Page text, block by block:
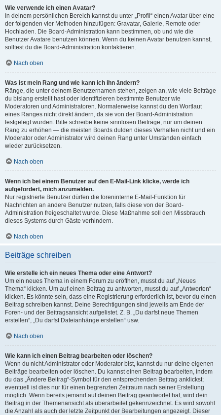
Wie verwende ich einen Avatar?
In deinem persönlichen Bereich kannst du unter „Profil“ einen Avatar über eine
der folgenden vier Methoden hinzufügen: Gravatar, Galerie, Remote oder
Hochladen. Die Board-Administration kann bestimmen, ob und wie die
Benutzer Avatare benutzen können. Wenn du keinen Avatar benutzen kannst,
solltest du die Board-Administration kontaktieren.
Nach oben
Was ist mein Rang und wie kann ich ihn ändern?
Ränge, die unter deinem Benutzernamen stehen, zeigen an, wie viele Beiträge
du bislang erstellt hast oder identifizieren bestimmte Benutzer wie
Moderatoren und Administratoren. Normalerweise kannst du den Wortlaut
eines Ranges nicht direkt ändern, da sie von der Board-Administration
festgelegt wurden. Bitte schreibe keine sinnlosen Beiträge, nur um deinen
Rang zu erhöhen — die meisten Boards dulden dieses Verhalten nicht und ein
Moderator oder Administrator wird deinen Rang unter Umständen einfach
wieder zurücksetzen.
Nach oben
Wenn ich bei einem Benutzer auf den E-Mail-Link klicke, werde ich
aufgefordert, mich anzumelden.
Nur registrierte Benutzer dürfen die foreninterne E-Mail-Funktion für
Nachrichten an andere Benutzer nutzen, falls diese von der Board-
Administration freigeschaltet wurde. Diese Maßnahme soll den Missbrauch
dieses Systems durch Gäste verhindern.
Nach oben
Beiträge schreiben
Wie erstelle ich ein neues Thema oder eine Antwort?
Um ein neues Thema in einem Forum zu eröffnen, musst du auf „Neues
Thema“ klicken. Um auf einen Beitrag zu antworten, musst du auf „Antworten“
klicken. Es könnte sein, dass eine Registrierung erforderlich ist, bevor du einen
Beitrag schreiben kannst. Deine Berechtigungen sind jeweils am Ende der
Foren- und der Beitragsansicht aufgelistet. Z. B. „Du darfst neue Themen
erstellen“, „Du darfst Dateianhänge erstellen“ usw.
Nach oben
Wie kann ich einen Beitrag bearbeiten oder löschen?
Wenn du nicht Administrator oder Moderator bist, kannst du nur deine eigenen
Beiträge bearbeiten oder löschen. Du kannst einen Beitrag bearbeiten, indem
du das „Ändere Beitrag“-Symbol für den entsprechenden Beitrag anklickst;
eventuell ist dies nur für einen begrenzten Zeitraum nach seiner Erstellung
möglich. Wenn bereits jemand auf deinen Beitrag geantwortet hat, wird dein
Beitrag in der Themenansicht als überarbeitet gekennzeichnet. Es wird sowohl
die Anzahl als auch der letzte Zeitpunkt der Bearbeitungen angezeigt. Dieser